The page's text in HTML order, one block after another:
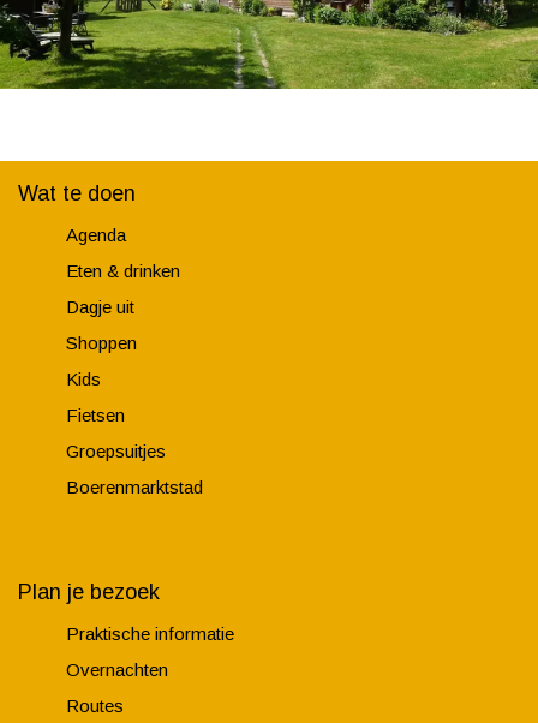
Wat te doen
Agenda
Eten & drinken
Dagje uit
Shoppen
Kids
Fietsen
Groepsuitjes
Boerenmarktstad
Plan je bezoek
Praktische informatie
Overnachten
Routes